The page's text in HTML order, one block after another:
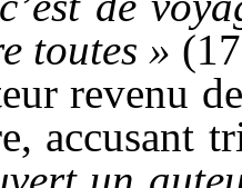
toutes »
revenu
accusant